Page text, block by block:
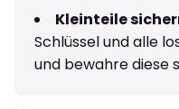
Kleinteile
Schlüssel und alle
und bewahre diese